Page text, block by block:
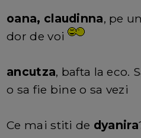
oana, claudinna, pe
dor de voi
ancutza, bafta la eco.
o sa fie bine o sa vezi
Ce mai stiti de dyanira